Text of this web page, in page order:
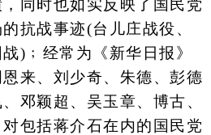
同时也如实反映了国民党
抗战事迹(台儿庄战役、
)﹔经常为《新华日报》
来、刘少奇、朱德、彭德
邓颖超、吴玉章、博古、
包括蒋介石在内的国民党